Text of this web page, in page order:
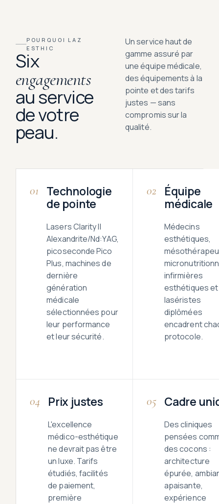
POURQUOI LAZ
ESTHIC
Six
engagements
au service
de votre
peau.
Un service haut de
gamme assuré par
une équipe médicale,
des équipements à la
pointe et des tarifs
justes — sans
compromis sur la
qualité.
01
Technologie
de pointe
Lasers Clarity II
Alexandrite/Nd:YAG,
picoseconde Pico
Plus, machines de
dernière
génération
médicale
sélectionnées pour
leur performance
et leur sécurité.
02
Équipe
médicale
Médecins
esthétiques,
infirmières
esthétiques et
laséristes
diplômées
encadrent
protocole.
04 Prix justes
L'excellence
médico-esthétique
ne devrait pas être
un luxe. Tarifs
étudiés, facilités
de paiement,
première
05 Cadre
Des cliniques
pensées
des cocons :
architecture
épurée,
apaisante,
expérience